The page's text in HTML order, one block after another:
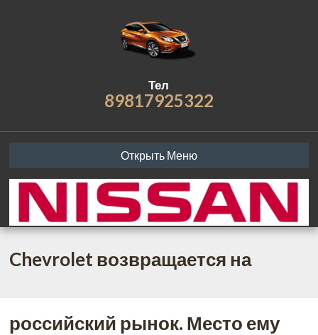
Тел
89817925322
Открыть Меню
Chevrolet возвращается на
российский рынок. Место ему